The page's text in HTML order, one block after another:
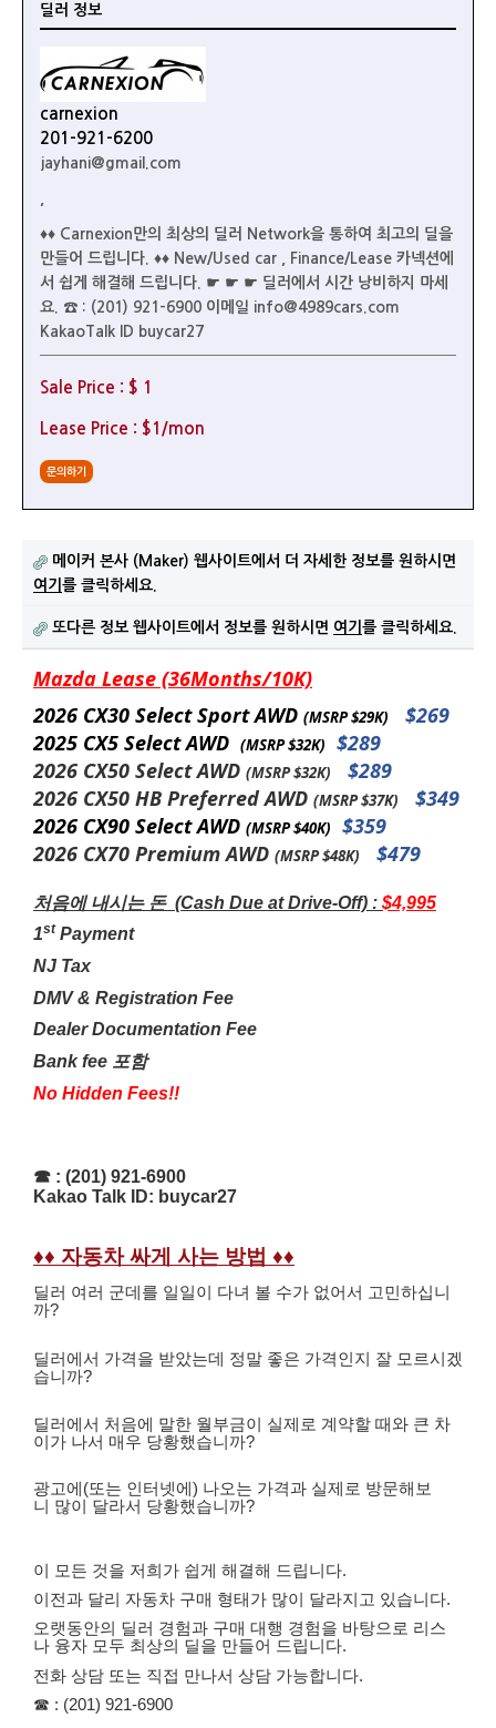
딜러 정보
carnexion
201-921-6200
jayhani@gmail.com
♦♦ Carnexion만의 최상의 딜러 Network을 통하여 최고의 딜을
만들어 드립니다. ♦♦ New/Used car , Finance/Lease 카넥션에
서 쉽게 해결해 드립니다. ☛ ☛ ☛ 딜러에서 시간 낭비하지 마세
요. ☎ : (201) 921-6900 이메일 info@4989cars.com
KakaoTalk ID buycar27
Sale Price : $ 1
Lease Price : $1/mon
문의하기
메이커 본사 (Maker) 웹사이트에서 더 자세한 정보를 원하시면
여기 를 클릭하세요.
또다른 정보 웹사이트에서 정보를 원하시면 여기 를 클릭하세요.
Mazda Lease (36Months/10K)
2026 CX30 Select Sport AWD (MSRP $29K)
$269
2025 CX5 Select AWD (MSRP $32K)
$289
2026 CX50 Select AWD (MSRP $32K)
$289
2026 CX50 HB Preferred AWD (MSRP $37K)
$349
2026 CX90 Select AWD (MSRP $40K)
$359
2026 CX70 Premium AWD (MSRP $48K) $479
처음에 내시는 돈 (Cash Due at Drive-Off) : $4,995
1st Payment
NJ Tax
DMV & Registration Fee
Dealer Documentation Fee
Bank fee 포함
No Hidden Fees!!
☎ : (201) 921-6900
Kakao Talk ID: buycar27
♦♦ 자동차 싸게 사는 방법 ♦♦
딜러 여러 군데를 일일이 다녀 볼 수가 없어서 고민하십니
까?
딜러에서 가격을 받았는데 정말 좋은 가격인지 잘 모르시겠
습니까?
딜러에서 처음에 말한 월부금이 실제로 계약할 때와 큰 차
이가 나서 매우 당황했습니까?
광고에 (또는 인터넷에 ) 나오는 가격과 실제로 방문해보
니
많이 달라서 당황했습니까?
이 모든 것을 저희가 쉽게 해결해 드립니다.
이전과 달리 자동차 구매 형태가 많이 달라지고 있습니다.
오랫동안의 딜러 경험과 구매 대행 경험을 바탕으로 리스
나 융자 모두 최상의 딜을 만들어 드립니다.
전화 상담 또는 직접 만나서 상담 가능합니다.
☎ : (201) 921-6900